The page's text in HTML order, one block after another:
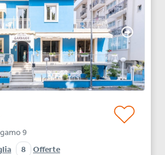
9
8 Offerte